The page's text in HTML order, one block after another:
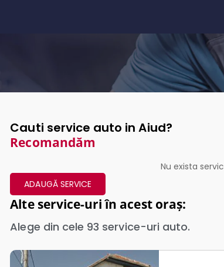
Cauti service auto in Aiud?
Recomandăm
Nu exista
ADAUGĂ SERVICE
Alte service-uri în acest oraș:
Alege din cele 93 service-uri auto.